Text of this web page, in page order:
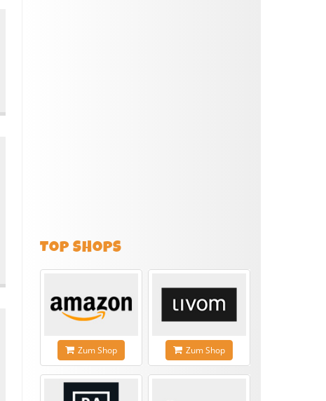
TOP SHOPS
Zum Shop Zum Shop